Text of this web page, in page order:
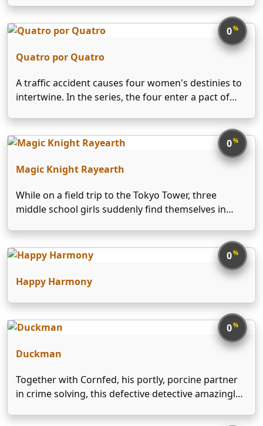
neznal německého ovčáka (za všechny série si ho
zahráli 2 psi), člena týmu oddělení vražd pod
0%
Quatro por Quatro
A traffic accident causes four women's destinies to
intertwine. In the series, the four enter a pact of
them to suffer. Auxiliadora struggled to help her
husband Alcebíades prosper, but when …
0%
Magic Knight Rayearth
While on a field trip to the Tokyo Tower, three
middle school girls suddenly find themselves in
home.
0%
Happy Harmony
0%
Duckman
Together with Cornfed, his portly, porcine partner
in crime solving, this defective detective amazingly
his hilariously dysfunctional sons at the same time.